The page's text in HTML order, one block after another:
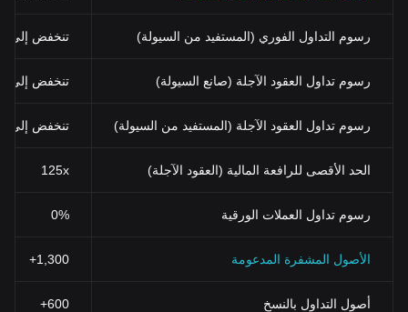
رسوم التداول الفوري (المستفيد من السيولة) تنخفض إلى 0.03% (0.024% باستخدام BGB)
رسوم تداول العقود الآجلة (صانع السيولة) تنخفض إلى 0%
رسوم تداول العقود الآجلة (المستفيد من السيولة) تنخفض إلى 0.02%
الحد الأقصى للرافعة المالية (العقود الآجلة) 125x
رسوم تداول العملات الورقية 0%
الأصول المشفرة المدعومة 1,300+
أصول التداول بالنسخ 600+